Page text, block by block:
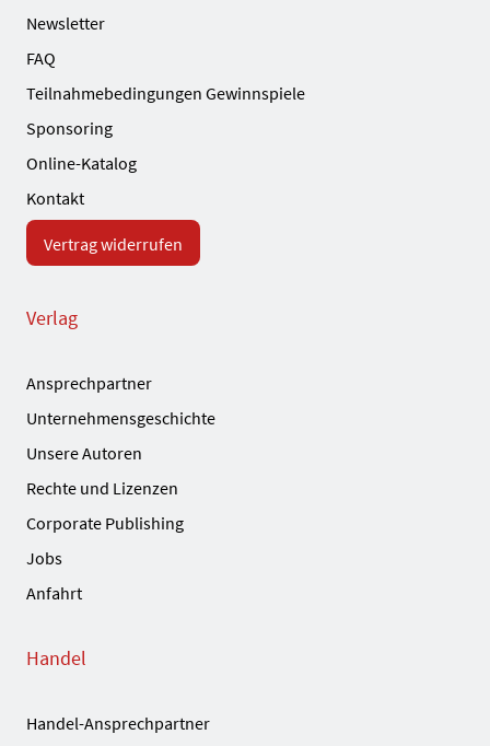
Newsletter
FAQ
Teilnahmebedingungen Gewinnspiele
Sponsoring
Online-Katalog
Kontakt
Vertrag widerrufen
Verlag
Ansprechpartner
Unternehmensgeschichte
Unsere Autoren
Rechte und Lizenzen
Corporate Publishing
Jobs
Anfahrt
Handel
Handel-Ansprechpartner